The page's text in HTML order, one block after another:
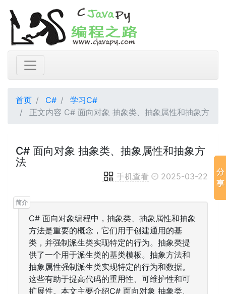
首页 C#
学习C#
正文内容 C# 面向对象 抽象类、抽象属性和抽象方
C# 面向对象 抽象类、抽象属性和抽象方
法
手机查看 2025-03-22
C# 面向对象编程中，抽象类、抽象属性和抽象
方法是重要的概念，它们用于创建通用的基
类，并强制派生类实现特定的行为。抽象类提
供了一个用于派生类的基类模板。抽象方法和
抽象属性强制派生类实现特定的行为和数据。
这些有助于提高代码的重用性、可维护性和可
扩展性。本文主要介绍C# 面向对象 抽象类、